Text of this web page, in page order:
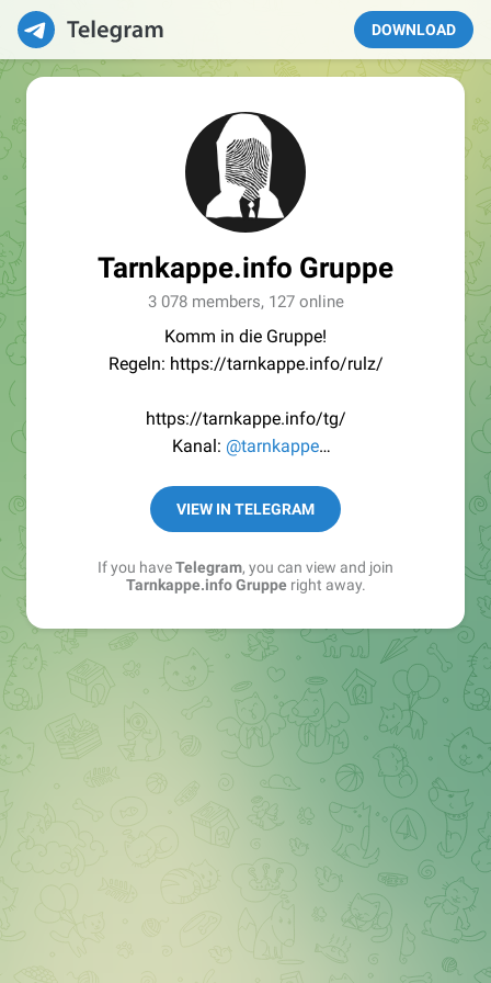
DOWNLOAD
Tarnkappe.info Gruppe
3 078 members, 127 online
Komm in die Gruppe!
Regeln: https://tarnkappe.info/rulz/
https://tarnkappe.info/tg/
Kanal: @tarnkappe
Best of:@bestoftarnkappe
Kochen: https://t.me/+WSW5F1VcmhliMjk6
VIEW IN TELEGRAM
If you haveTelegram, you can view and join
Tarnkappe.info Grupperight away.